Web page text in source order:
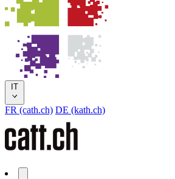
IT
FR (cath.ch) DE (kath.ch)